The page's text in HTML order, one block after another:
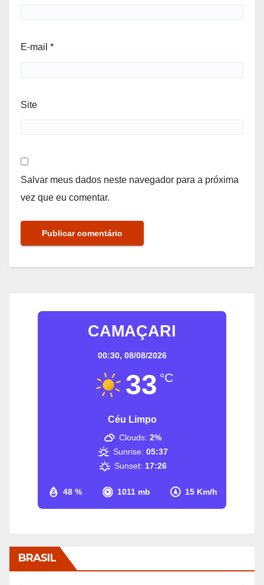
E-mail *
Site
Salvar meus dados neste navegador para a próxima
vez que eu comentar.
CAMAÇARI
00:30, 08/08/2026
33 °C
Céu Limpo
48 % 1011 mb 15 Km/h
Clouds: 2%
Sunrise: 05:37
Sunset: 17:26
BRASIL